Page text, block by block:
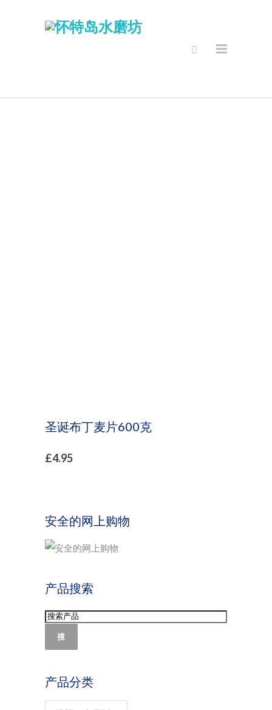
圣诞布丁麦片600克
£4.95
安全的网上购物
产品搜索
搜
产品分类